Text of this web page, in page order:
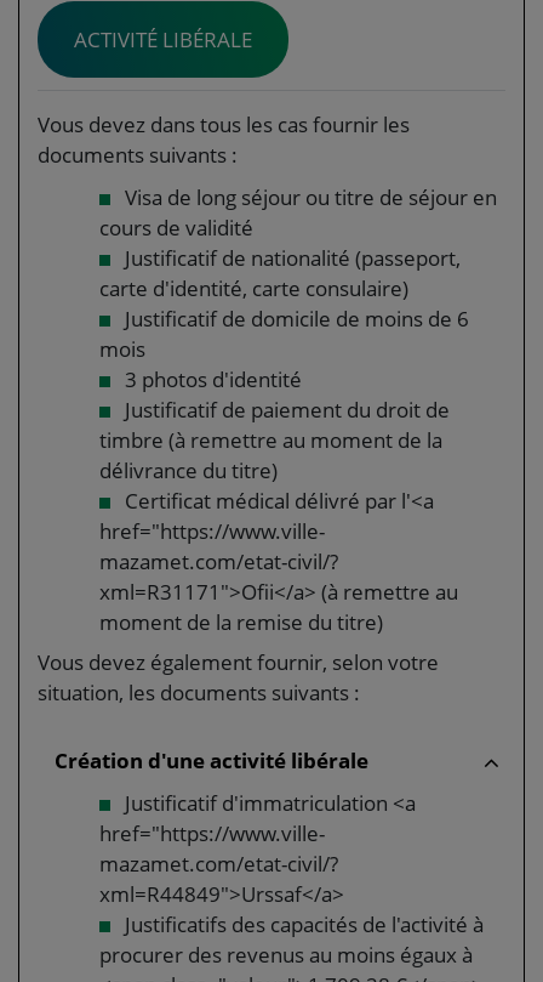
ACTIVITÉ LIBÉRALE
Vous devez dans tous les cas fournir les
documents suivants :
Visa de long séjour ou titre de séjour en
cours de validité
Justificatif de nationalité (passeport,
carte d'identité, carte consulaire)
Justificatif de domicile de moins de 6
mois
3 photos d'identité
Justificatif de paiement du droit de
timbre (à remettre au moment de la
délivrance du titre)
Certificat médical délivré par l'<a
href="https://www.ville-
mazamet.com/etat-civil/?
xml=R31171">Ofii</a> (à remettre au
moment de la remise du titre)
Vous devez également fournir, selon votre
situation, les documents suivants :
Création d'une activité libérale
Justificatif d'immatriculation <a
href="https://www.ville-
mazamet.com/etat-civil/?
xml=R44849">Urssaf</a>
Justificatifs des capacités de l'activité à
procurer des revenus au moins égaux à